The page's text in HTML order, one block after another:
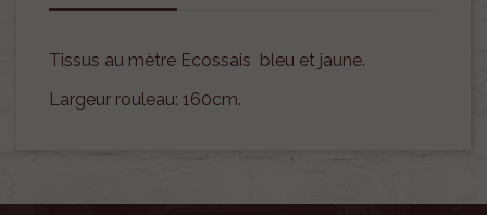
Tissus au mètre Ecossais bleu et jaune.
Largeur rouleau: 160cm.